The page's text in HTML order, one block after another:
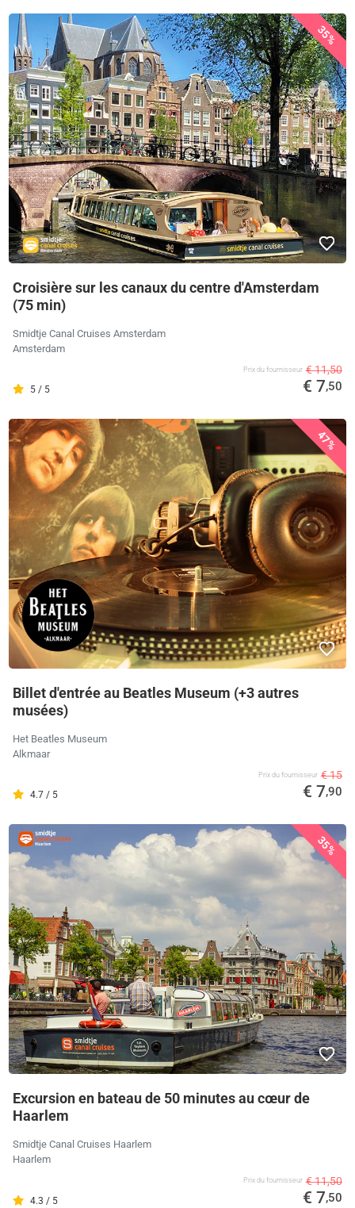
35%
Croisière sur les canaux du centre d'Amsterdam
(75 min)
Smidtje Canal Cruises Amsterdam
Amsterdam
5 / 5
Prix ​​du fournisseur € 11,50
€ 7,50
47%
Billet d'entrée au Beatles Museum (+3 autres
musées)
Het Beatles Museum
Alkmaar
4.7 / 5
Prix ​​du fournisseur € 15
€ 7,90
35%
Excursion en bateau de 50 minutes au cœur de
Haarlem
Smidtje Canal Cruises Haarlem
Haarlem
4.3 / 5
Prix ​​du fournisseur € 11,50
€ 7,50